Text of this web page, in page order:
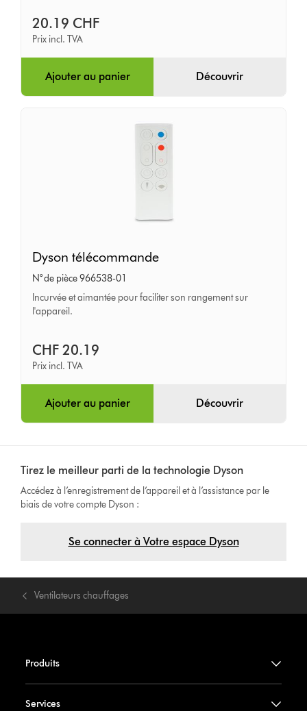
20.19 CHF
Prix incl. TVA
Ajouter au panier Découvrir
télécommande
Dyson télécommande
N° de pièce 966538-01
Incurvée et aimantée pour faciliter son rangement sur
l'appareil.
CHF 20.19
Prix incl. TVA
Ajouter au panier Découvrir
Tirez le meilleur parti de la technologie Dyson
Accédez à l’enregistrement de l’appareil et à l’assistance par le
biais de votre compte Dyson :
Se connecter à Votre espace Dyson
Ventilateurs chauffages
Produits
Services